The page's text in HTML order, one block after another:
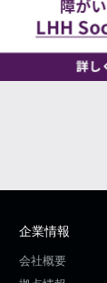
企業情報
会社概要